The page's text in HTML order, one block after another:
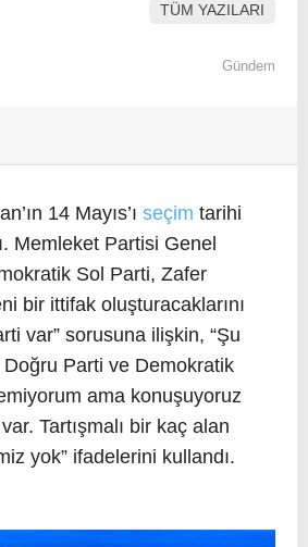
TÜM YAZILARI
Gündem
14 Mayıs’ı seçim tarihi
Memleket Partisi Genel
Sol Parti, Zafer
bir ittifak oluşturacaklarını
var” sorusuna ilişkin, “Şu
Parti ve Demokratik
ama konuşuyoruz
Tartışmalı bir kaç alan
yok” ifadelerini kullandı.